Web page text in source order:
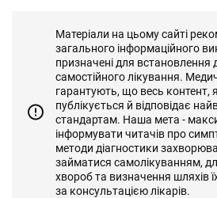
Матеріали на цьому сайті
загального інформаційного
призначені для встановлення
самостійного лікування.
гарантують, що весь контент,
публікується й відповідає
стандартам. Наша мета -
інформувати читачів про
методи діагностики
займатися самолікуванням,
хвороб та визначення шляхів
за консультацією лікарів.